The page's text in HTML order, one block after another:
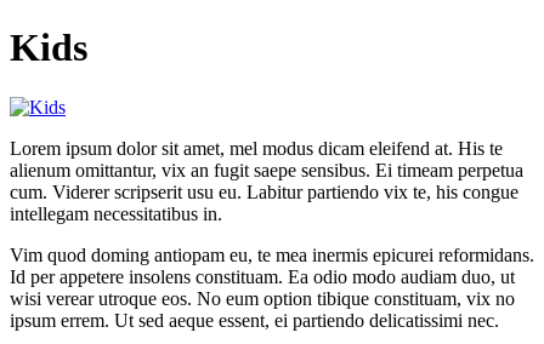
Kids
Lorem ipsum dolor sit amet, mel modus dicam eleifend at. His te
alienum omittantur, vix an fugit saepe sensibus. Ei timeam perpetua
cum. Viderer scripserit usu eu. Labitur partiendo vix te, his congue
intellegam necessitatibus in.
Vim quod doming antiopam eu, te mea inermis epicurei reformidans.
Id per appetere insolens constituam. Ea odio modo audiam duo, ut
wisi verear utroque eos. No eum option tibique constituam, vix no
ipsum errem. Ut sed aeque essent, ei partiendo delicatissimi nec.